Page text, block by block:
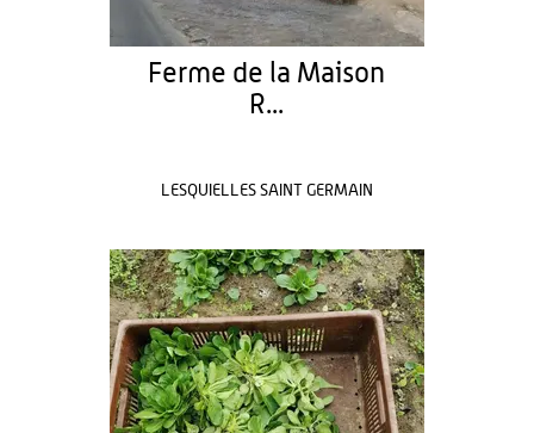
Ferme de la Maison
R...
LESQUIELLES SAINT GERMAIN